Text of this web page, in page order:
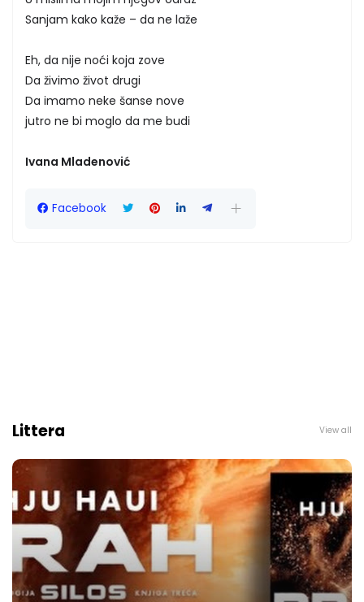
Sanjam kako kaže – da ne laže
Eh, da nije noći koja zove
Da živimo život drugi
Da imamo neke šanse nove
jutro ne bi moglo da me budi
Ivana Mladenović
Facebook
Littera View all